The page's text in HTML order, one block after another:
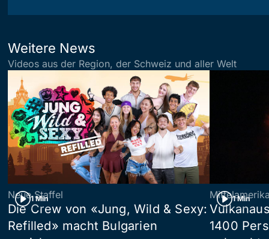
Weitere News
Videos aus der Region, der Schweiz und aller Welt
1 Min
Neue Staffel
Die Crew von «Jung, Wild & Sexy:
Refilled» macht Bulgarien
1 Min
1400